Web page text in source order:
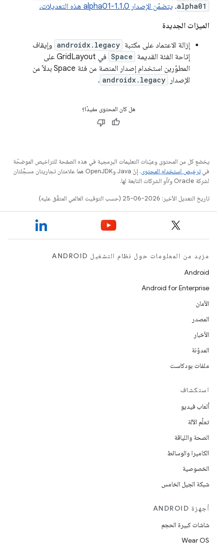
alpha01
. يتضمّن الإصدار 1.1.0-alpha01 هذه التعديلات.
الميزات الجديدة
إزالة الاعتماد على مكتبة androidx.legacy وإيقاف
إتاحة الفئة القديمة Space
في GridLayout على
المطوّرين استخدام إصدار المنصة من فئة Space بدلاً من
الإصدار
androidx.legacy
.
هل كان المحتوى مفيدًا؟
يخضع كل من المحتوى وعيّنات التعليمات البرمجية في هذه الصفحة للتراخيص الموضحّة
فيترخيص استخدام المحتوى
. إنّ Java وOpenJDK هما علامتان تجاريتان مسجَّلتان
لشركة Oracle و/أو الشركات التابعة لها.
تاريخ التعديل الأخير: 2026-06-25 (حسب التوقيت العالمي المتفَّق عليه)
مزيد من المعلومات حول نظام التشغيل ANDROID
Android
Android for Enterprise
الأمان
المصدر
الأخبار
المدوّنة
ملفات بودكاست
استكشاف
ألعاب فيديو
تعلُم الآلة
الصحة واللياقة
الكاميرا والوسائط
الخصوصية
شبكة الجيل الخامس
أجهزة ANDROID
شاشات كبيرة الحجم
Wear OS